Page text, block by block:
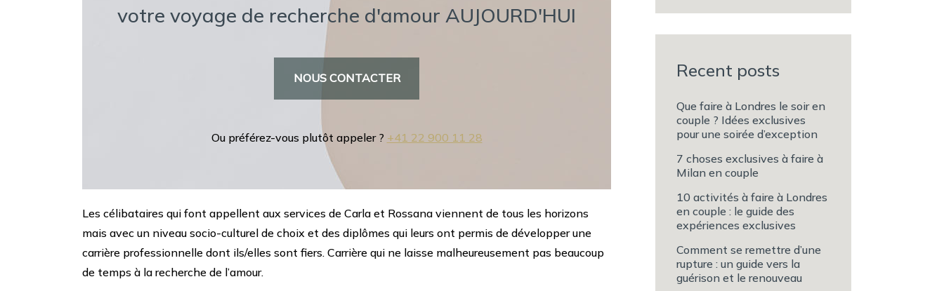
votre voyage de recherche d'amour AUJOURD'HUI
NOUS CONTACTER
Ou préférez-vous plutôt appeler ? +41 22 900 11 28
Les célibataires qui font appellent aux services de Carla et Rossana viennent de tous les horizons
mais avec un niveau socio-culturel de choix et des diplômes qui leurs ont permis de développer une
carrière professionnelle dont ils/elles sont fiers. Carrière qui ne laisse malheureusement pas beaucoup
de temps à la recherche de l’amour.
Recent posts
Que faire à Londres le soir en
couple ? Idées exclusives
pour une soirée d’exception
7 choses exclusives à faire à
Milan en couple
10 activités à faire à Londres
en couple : le guide des
expériences exclusives
Comment se remettre d’une
rupture : un guide vers la
guérison et le renouveau